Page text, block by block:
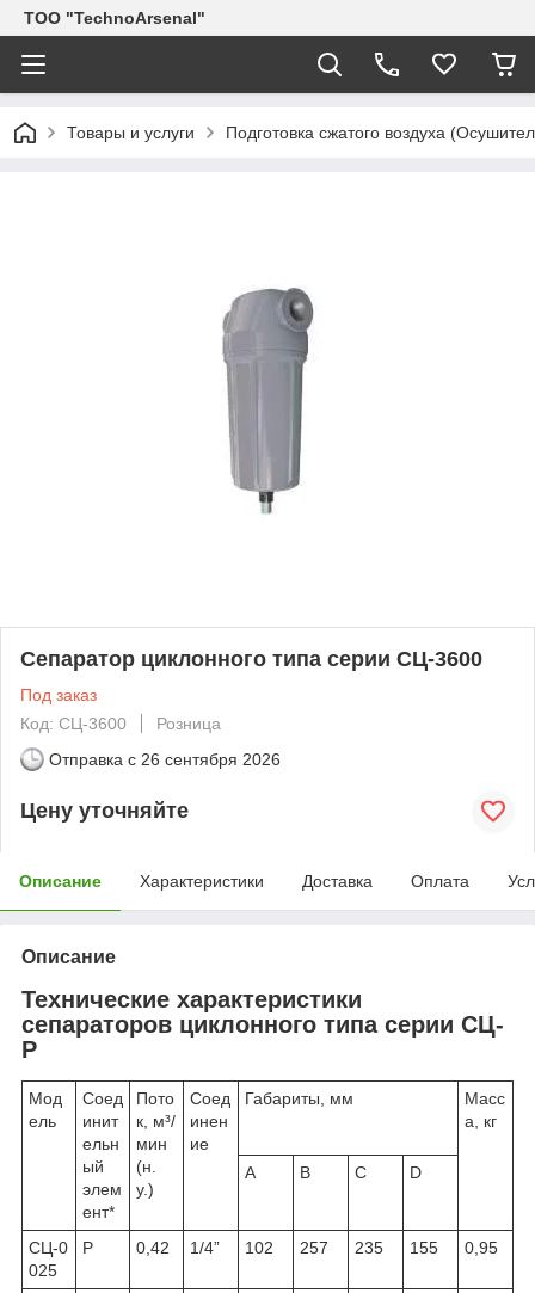
ТОО "TechnoArsenal"
Товары и услуги Подготовка сжатого воздуха
Сепаратор циклонного типа серии СЦ-3600
Под заказ
Код: СЦ-3600
Розница
Отправка с 26 сентября 2026
Цену уточняйте
Описание Характеристики Доставка Оплата
Описание
Технические характеристики
сепараторов циклонного типа серии СЦ-
Р
Мод
ель
Соед
инит
ельн
ый
элем
ент*
Пото
к, м³/
мин
(н.
у.)
Соед
инен
ие
Габариты, мм
Масс
а, кг
A B C D
СЦ-0
025
Р 0,42 1/4” 102 257 235 155 0,95